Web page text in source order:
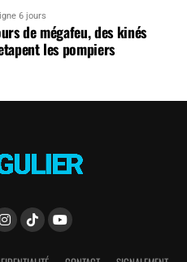
6 jours
de mégafeu, des kinés
les pompiers